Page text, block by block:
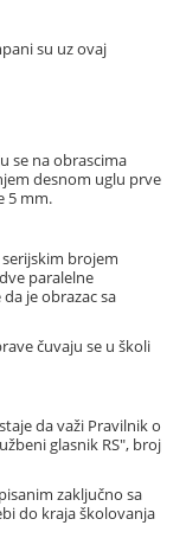
su uz ovaj
se na obrascima
desnom uglu prve
5 mm.
brojem
paralelne
je obrazac sa
čuvaju se u školi
da važi Pravilnik o
glasnik RS", broj
zaključno sa
do kraja školovanja